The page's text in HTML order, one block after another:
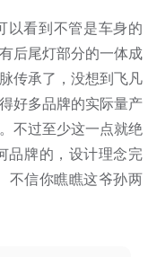
以看到不管是车身的
后尾灯部分的一体成
传承了，没想到飞凡
好多品牌的实际量产
不过至少这一点就绝
品牌的，设计理念完
不信你瞧瞧这爷孙两